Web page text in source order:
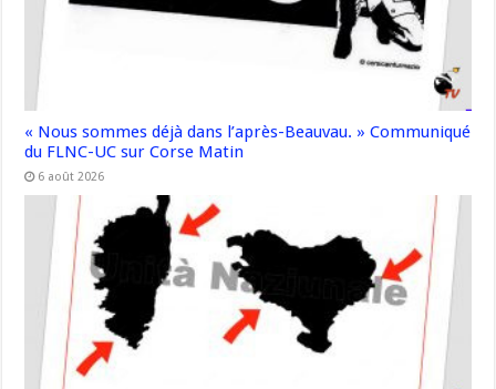
« Nous sommes déjà dans l’après-Beauvau. » Communiqué
du FLNC-UC sur Corse Matin
6 août 2026